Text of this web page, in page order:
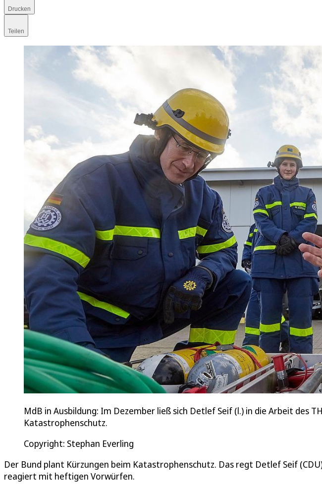
Drucken
Teilen
MdB in Ausbildung: Im Dezember ließ sich Detlef Seif (l.) in die Arbeit des
Katastrophenschutz.
Copyright: Stephan Everling
Der Bund plant Kürzungen beim Katastrophenschutz. Das regt Detlef Seif
reagiert mit heftigen Vorwürfen.